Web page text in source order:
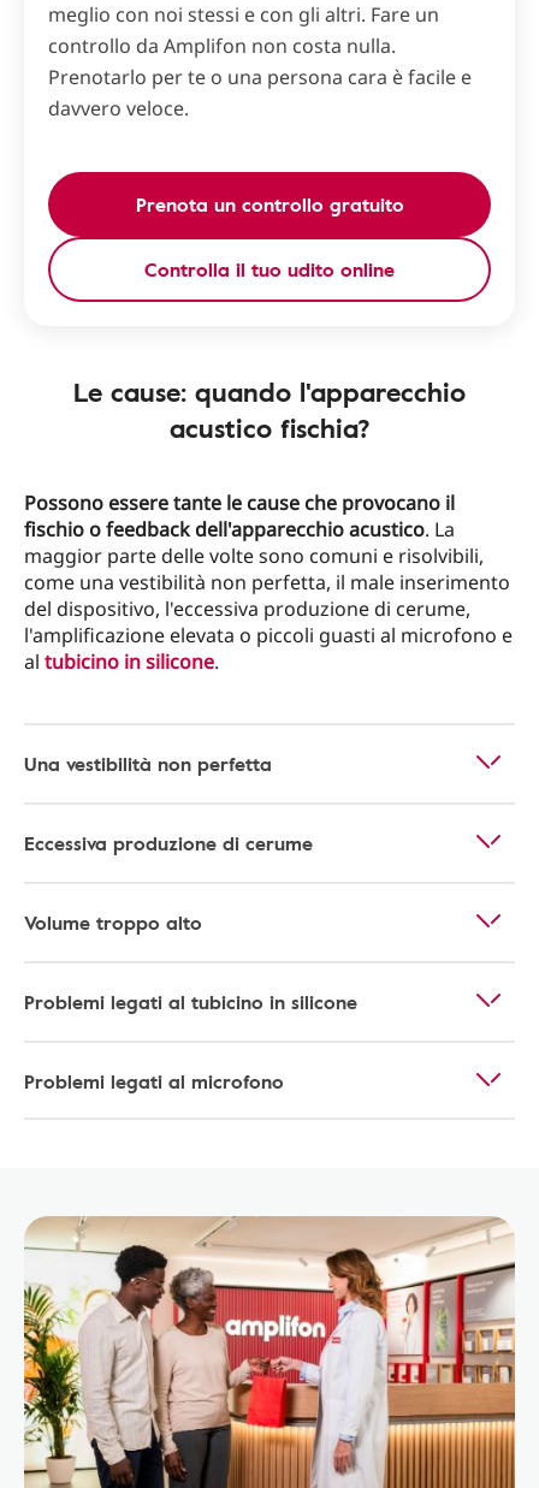
meglio con noi stessi e con gli altri. Fare un
controllo da Amplifon non costa nulla.
Prenotarlo per te o una persona cara è facile e
davvero veloce.
Prenota un controllo gratuito
Controlla il tuo udito online
Le cause: quando l'apparecchio
acustico fischia?
Possono essere tante le cause che provocano il
fischio o feedback dell'apparecchio acustico. La
maggior parte delle volte sono comuni e risolvibili,
come una vestibilità non perfetta, il male inserimento
del dispositivo, l'eccessiva produzione di cerume,
l'amplificazione elevata o piccoli guasti al microfono e
al tubicino in silicone.
Una vestibilità non perfetta
Eccessiva produzione di cerume
Volume troppo alto
Problemi legati al tubicino in silicone
Problemi legati al microfono